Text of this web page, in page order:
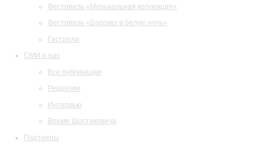
Фестиваль «Музыкальная коллекция»
Фестиваль «Барокко в белую ночь»
Гастроли
СМИ о нас
Все публикации
Рецензии
Интервью
Время Шостаковича
Партнеры